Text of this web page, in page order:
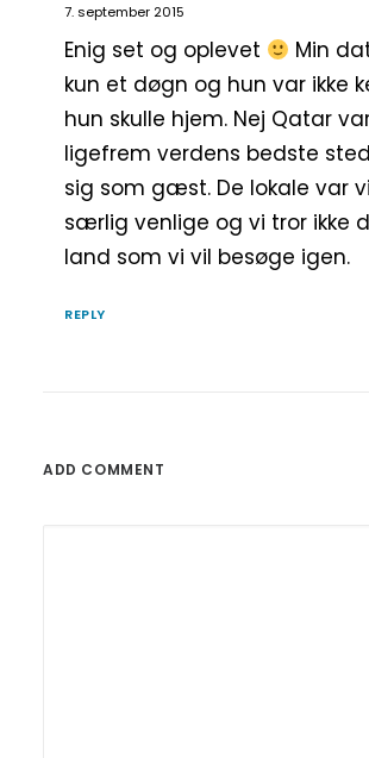
7. september 2015
Enig set og oplevet
Min
kun et døgn og hun var ikke
hun skulle hjem. Nej Qatar
ligefrem verdens bedste
sig som gæst. De lokale var
særlig venlige og vi tror ikke
land som vi vil besøge igen.
REPLY
ADD COMMENT